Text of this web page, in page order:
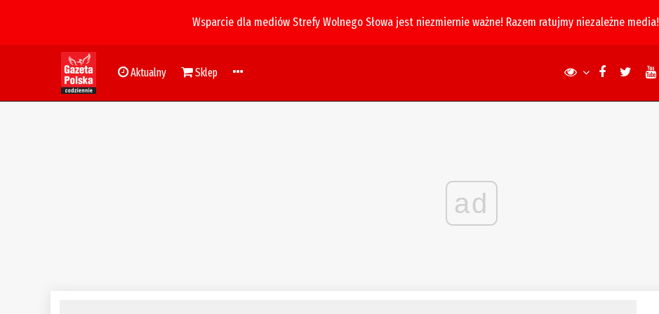
Wsparcie dla mediów Strefy Wolnego Słowa jest niezmiernie ważne! Razem ratujmy niezależne media!
Aktualny Sklep
ad